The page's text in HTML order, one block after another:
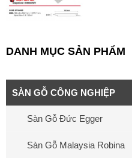
DANH MỤC SẢN PHẨM
SÀN GỖ CÔNG NGHIỆP
Sàn Gỗ Đức Egger
Sàn Gỗ Malaysia Robina